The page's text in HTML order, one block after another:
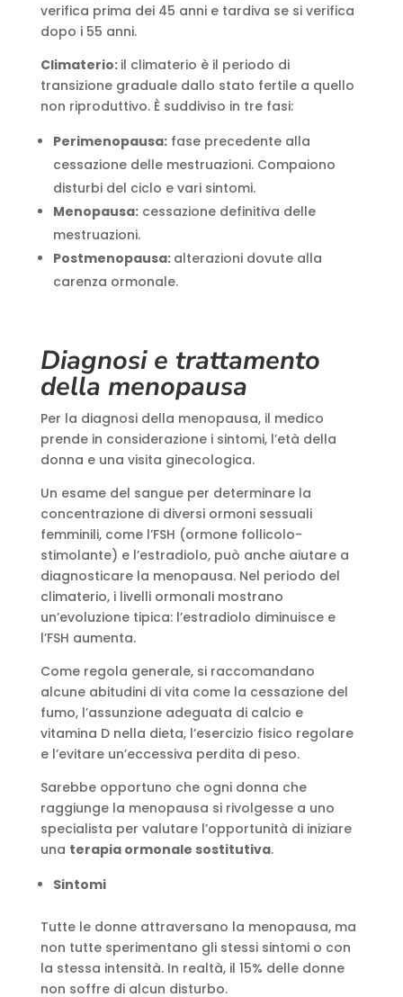
verifica prima dei 45 anni e tardiva se si verifica
dopo i 55 anni.
Climaterio: il climaterio è il periodo di
transizione graduale dallo stato fertile a quello
non riproduttivo. È suddiviso in tre fasi:
Perimenopausa:fase precedente alla
cessazione delle mestruazioni. Compaiono
disturbi del ciclo e vari sintomi.
Menopausa:cessazione definitiva delle
mestruazioni.
Postmenopausa: alterazioni dovute alla
carenza ormonale.
Diagnosi e trattamento
della menopausa
Per la diagnosi della menopausa, il medico
prende in considerazione i sintomi, l’età della
donna e una visita ginecologica.
Un esame del sangue per determinare la
concentrazione di diversi ormoni sessuali
femminili, come l’FSH (ormone follicolo-
stimolante) e l’estradiolo, può anche aiutare a
diagnosticare la menopausa. Nel periodo del
climaterio, i livelli ormonali mostrano
un’evoluzione tipica: l’estradiolo diminuisce e
l’FSH aumenta.
Come regola generale, si raccomandano
alcune abitudini di vita come la cessazione del
fumo, l’assunzione adeguata di calcio e
vitamina D nella dieta, l’esercizio fisico regolare
e l’evitare un’eccessiva perdita di peso.
Sarebbe opportuno che ogni donna che
raggiunge la menopausa si rivolgesse a uno
specialista per valutare l’opportunità di iniziare
una terapia ormonale sostitutiva.
Sintomi
Tutte le donne attraversano la menopausa, ma
non tutte sperimentano gli stessi sintomi o con
la stessa intensità. In realtà, il 15% delle donne
non soffre di alcun disturbo.